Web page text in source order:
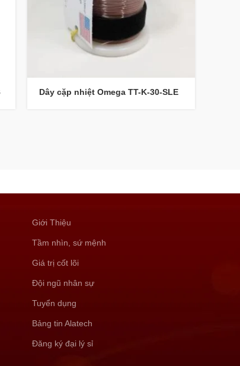
Dây cặp nhiệt Omega TT-K-30-SLE
Giới Thiệu
Tầm nhìn, sứ mệnh
Giá trị cốt lõi
Đội ngũ nhân sự
Tuyển dụng
Bảng tin Alatech
Đăng ký đại lý sỉ